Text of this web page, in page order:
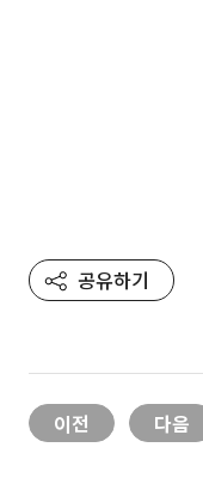
공유하기
이전 다음